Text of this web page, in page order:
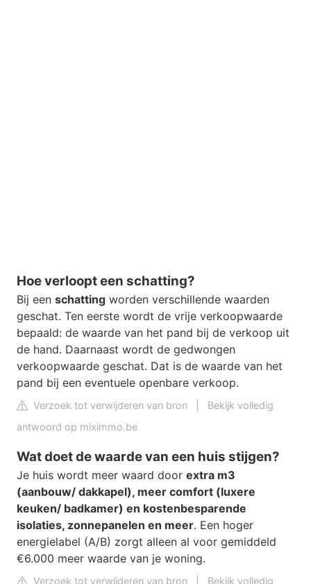
Hoe verloopt een schatting?
Bij een schatting worden verschillende waarden
geschat. Ten eerste wordt de vrije verkoopwaarde
bepaald: de waarde van het pand bij de verkoop uit
de hand. Daarnaast wordt de gedwongen
verkoopwaarde geschat. Dat is de waarde van het
pand bij een eventuele openbare verkoop.
Verzoek tot verwijderen van bron
Bekijk volledig
antwoord op miximmo.be
Wat doet de waarde van een huis stijgen?
Je huis wordt meer waard door extra m3
(aanbouw/ dakkapel), meer comfort (luxere
keuken/ badkamer) en kostenbesparende
isolaties, zonnepanelen en meer. Een hoger
energielabel (A/B) zorgt alleen al voor gemiddeld
€6.000 meer waarde van je woning.
Verzoek tot verwijderen van bron
Bekijk volledig